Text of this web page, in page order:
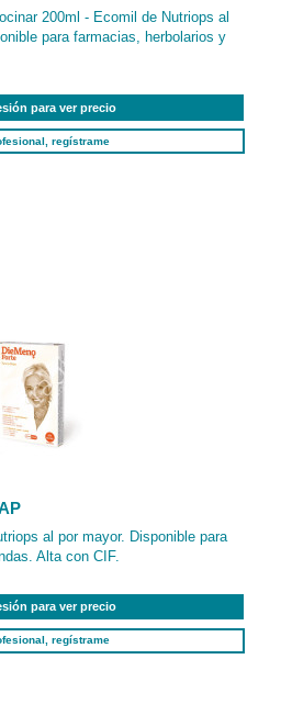
200ml - Ecomil de Nutriops al
para farmacias, herbolarios y
para ver precio
regístrame
al por mayor. Disponible para
Alta con CIF.
para ver precio
regístrame